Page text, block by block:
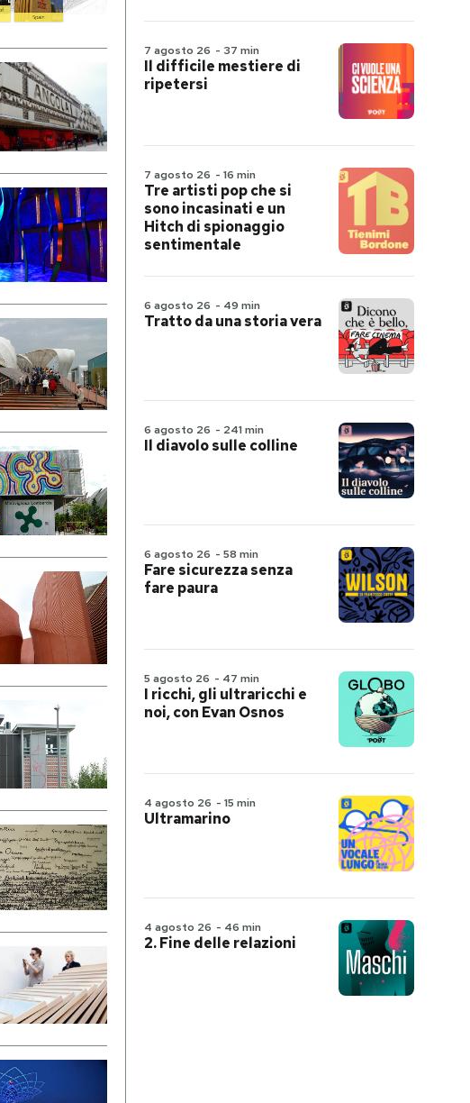
7 agosto 26 - 37 min
Il difficile mestiere di
ripetersi
7 agosto 26 - 16 min
Tre artisti pop che si
sono incasinati e un
Hitch di spionaggio
sentimentale
6 agosto 26 - 49 min
Tratto da una storia vera
6 agosto 26 - 241 min
Il diavolo sulle colline
6 agosto 26 - 58 min
Fare sicurezza senza
fare paura
5 agosto 26 - 47 min
I ricchi, gli ultraricchi e
noi, con Evan Osnos
4 agosto 26 - 15 min
Ultramarino
4 agosto 26 - 46 min
2. Fine delle relazioni